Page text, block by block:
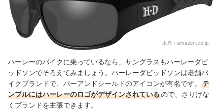
出典： amazon.co.jp
ハーレーのバイクに乗っているなら、サングラスもハーレーダビ
ッドソンでそろえてみましょう。ハーレーダビッドソンは老舗バ
イクブランドで、バーアンドシールドのアイコンが有名です。
テ
ンプルにはハーレーのロゴがデザインされているので、さりげな
くブランドを主張できます。